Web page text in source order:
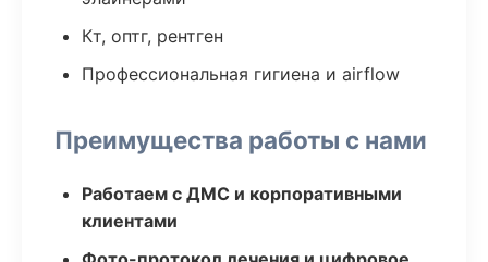
Кт, оптг, рентген
Профессиональная гигиена и airflow
Преимущества работы с нами
Работаем с ДМС и корпоративными
клиентами